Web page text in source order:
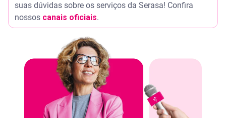
suas dúvidas sobre os serviços da Serasa! Confira
nossos canais oficiais.